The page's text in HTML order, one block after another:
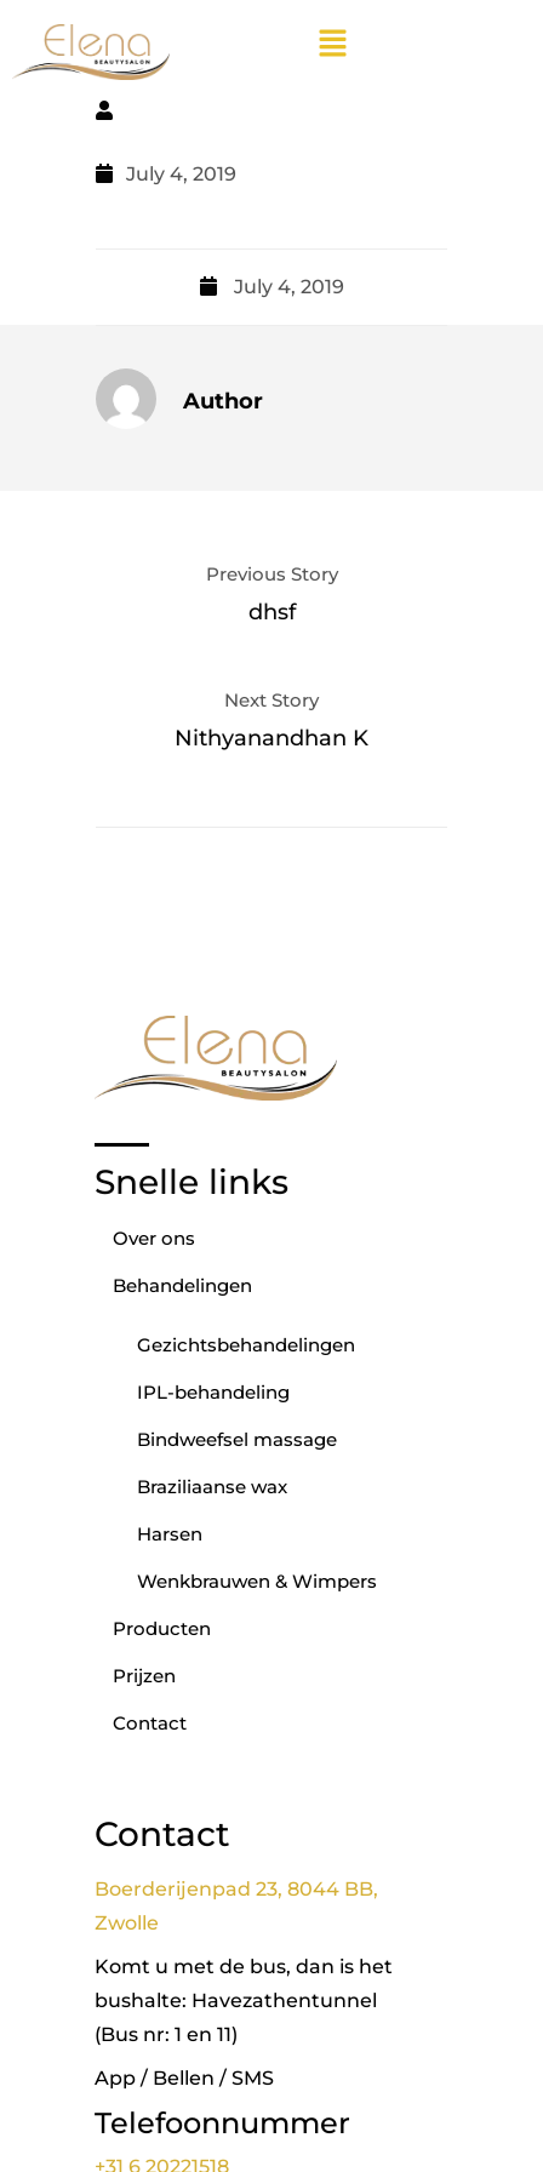
July 4, 2019
July 4, 2019
Author
Previous Story
dhsf
Next Story
Nithyanandhan K
Snelle links
Over ons
Behandelingen
Gezichtsbehandelingen
IPL-behandeling
Bindweefsel massage
Braziliaanse wax
Harsen
Wenkbrauwen & Wimpers
Producten
Prijzen
Contact
Contact
Boerderijenpad 23, 8044 BB,
Zwolle
Komt u met de bus, dan is het
bushalte: Havezathentunnel
(Bus nr: 1 en 11)
App / Bellen / SMS
Telefoonnummer
+31 6 20221518